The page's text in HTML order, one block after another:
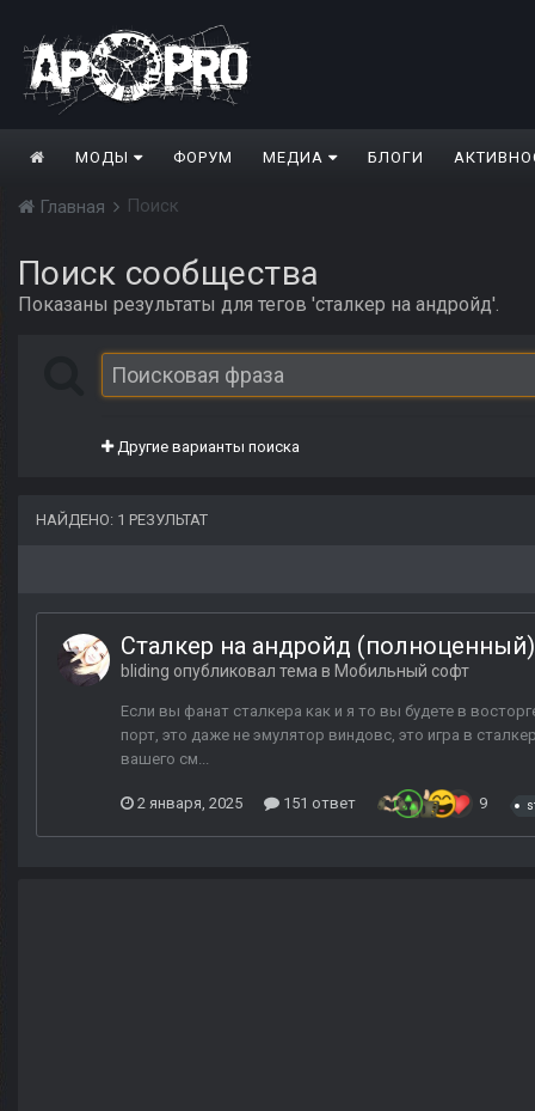
МОДЫ ФОРУМ МЕДИА БЛОГИ
Главная Поиск
Поиск сообщества
Показаны результаты для тегов 'сталкер на андройд'.
Другие варианты поиска
НАЙДЕНО: 1 РЕЗУЛЬТАТ
Сталкер на андройд
bliding опубликовал тема в Мобильный софт
Если вы фанат сталкера как и я то вы будете в
порт, это даже не эмулятор виндовс, это игра в
вашего см...
2 января, 2025 151 ответ 9